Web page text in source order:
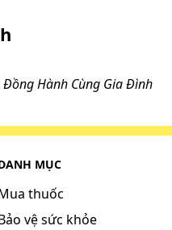
Đồng Hành Cùng Gia Đình
MỤC
thuốc
vệ sức khỏe